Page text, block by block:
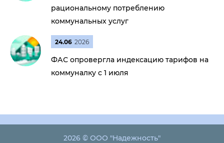
рациональному потреблению
коммунальных услуг
24.06 2026
ФАС опровергла индексацию тарифов на
коммуналку с 1 июля
2026 © ООО "Надежность"